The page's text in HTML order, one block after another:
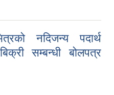
नदिजन्य पदार्थ
सम्बन्धी बोलपत्र